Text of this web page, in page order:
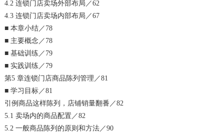
4.2 连锁门店卖场外部布局／62
4.3 连锁门店卖场内部布局／67
■ 本章小结／78
■ 主要概念／78
■ 基础训练／79
■ 实践训练／79
第5 章连锁门店商品陈列管理／81
■ 学习目标／81
引例商品这样陈列，店铺销量翻番／82
5.1 卖场内的商品配置／82
5.2 一般商品陈列的原则和方法／90